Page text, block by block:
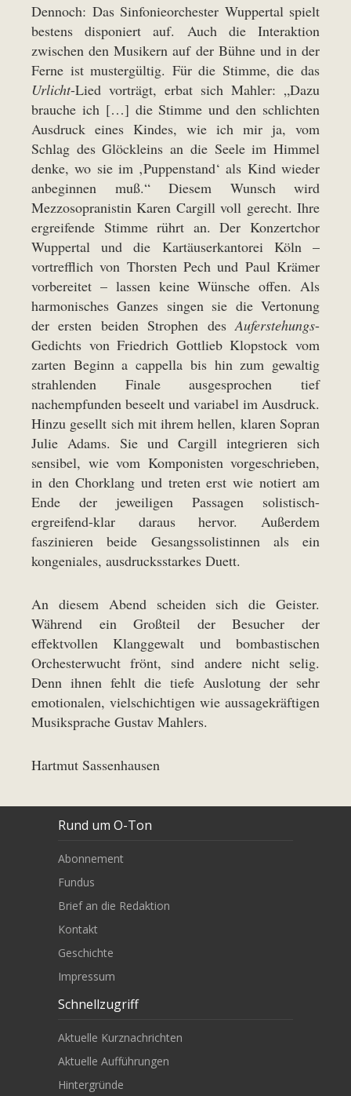
Dennoch: Das Sinfonieorchester Wuppertal spielt
bestens disponiert auf. Auch die Interaktion
zwischen den Musikern auf der Bühne und in der
Ferne ist mustergültig. Für die Stimme, die das
Urlicht-Lied vorträgt, erbat sich Mahler: „Dazu
brauche ich […] die Stimme und den schlichten
Ausdruck eines Kindes, wie ich mir ja, vom
Schlag des Glöckleins an die Seele im Himmel
denke, wo sie im ‚Puppenstand‘ als Kind wieder
anbeginnen muß.“ Diesem Wunsch wird
Mezzosopranistin Karen Cargill voll gerecht. Ihre
ergreifende Stimme rührt an. Der Konzertchor
Wuppertal und die Kartäuserkantorei Köln –
vortrefflich von Thorsten Pech und Paul Krämer
vorbereitet – lassen keine Wünsche offen. Als
harmonisches Ganzes singen sie die Vertonung
der ersten beiden Strophen des Auferstehungs-
Gedichts von Friedrich Gottlieb Klopstock vom
zarten Beginn a cappella bis hin zum gewaltig
strahlenden Finale ausgesprochen tief
nachempfunden beseelt und variabel im Ausdruck.
Hinzu gesellt sich mit ihrem hellen, klaren Sopran
Julie Adams. Sie und Cargill integrieren sich
sensibel, wie vom Komponisten vorgeschrieben,
in den Chorklang und treten erst wie notiert am
Ende der jeweiligen Passagen solistisch-
ergreifend-klar daraus hervor. Außerdem
faszinieren beide Gesangssolistinnen als ein
kongeniales, ausdrucksstarkes Duett.
An diesem Abend scheiden sich die Geister.
Während ein Großteil der Besucher der
effektvollen Klanggewalt und bombastischen
Orchesterwucht frönt, sind andere nicht selig.
Denn ihnen fehlt die tiefe Auslotung der sehr
emotionalen, vielschichtigen wie aussagekräftigen
Musiksprache Gustav Mahlers.
Hartmut Sassenhausen
Rund um O-Ton
Abonnement
Fundus
Brief an die Redaktion
Kontakt
Geschichte
Impressum
Schnellzugriff
Aktuelle Kurznachrichten
Aktuelle Aufführungen
Hintergründe